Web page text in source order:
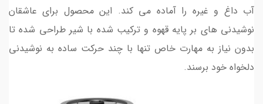
آب داغ و غیره را آماده می کند. این محصول برای عاشقان
نوشیدنی های بر پایه قهوه و ترکیب شده با شیر طراحی شده تا
بدون نیاز به مهارت خاص تنها با چند حرکت ساده به نوشیدنی
دلخواه خود برسند.